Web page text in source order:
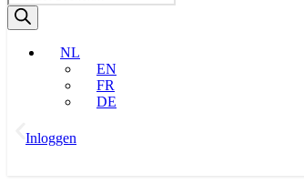
zoeken
NL
EN
FR
DE
Inloggen